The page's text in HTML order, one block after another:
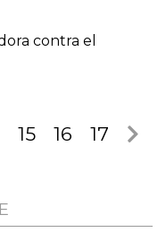
contra el
15 16 17